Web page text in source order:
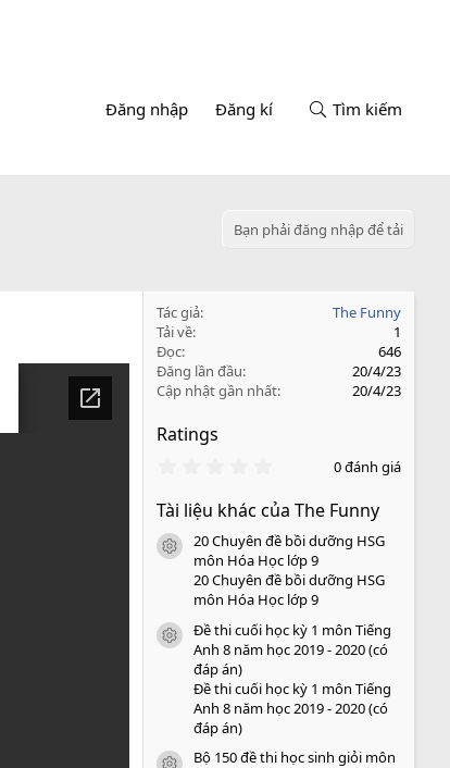
Đăng nhập Đăng kí Tìm kiếm
Bạn phải đăng nhập để tải
Tác giả
The Funny
Tải về
1
Đọc
646
Đăng lần đầu
20/4/23
Cập nhật gần nhất
20/4/23
Ratings
0
0
s
a
o
0 đánh giá
Tài liệu khác của The Funny
icon tài liệu
20 Chuyên đề bồi dưỡng HSG
môn Hóa Học lớp 9
20 Chuyên đề bồi dưỡng HSG
môn Hóa Học lớp 9
icon tài liệu
Đề thi cuối học kỳ 1 môn Tiếng
Anh 8 năm học 2019 - 2020 (có
đáp án)
Đề thi cuối học kỳ 1 môn Tiếng
Anh 8 năm học 2019 - 2020 (có
đáp án)
Bộ 150 đề thi học sinh giỏi môn